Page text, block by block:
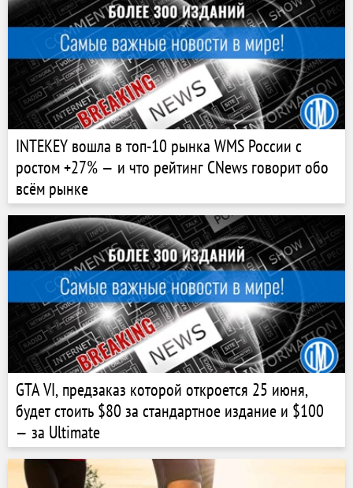
INTEKEY вошла в топ-10 рынка WMS России с
ростом +27% — и что рейтинг CNews говорит обо
всём рынке
GTA VI, предзаказ которой откроется 25 июня,
будет стоить $80 за стандартное издание и $100
— за Ultimate